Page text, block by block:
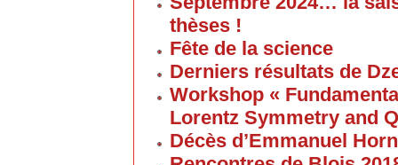
thèses !
Fête de la science
Derniers résultats de
Workshop «
Lorentz Symmetry and
Décès d’Emmanuel